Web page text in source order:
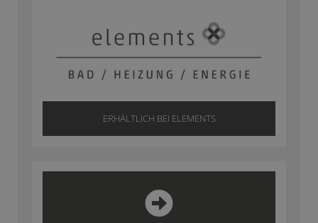
ERHÄLTLICH BEI ELEMENTS